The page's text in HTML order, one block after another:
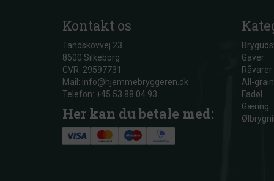
Kontakt os
Tandskovvej 23
8600 Silkeborg
CVR: 29597731
Mail: info@hjemmebryggeren.dk
Telefon: +45 53 88 04 93
Her kan du betale med:
Gaver
Råvarer
All-
Fadøl
Gæring